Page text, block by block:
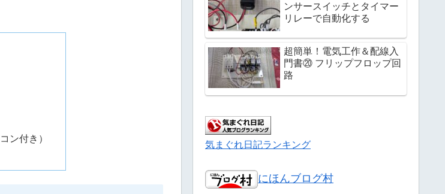
ン付き）
ンサースイッチとタイマー
リレーで自動化する
超簡単！電気工作＆配線入
門書⑳ フリップフロップ回
路
気まぐれ日記ランキング
にほんブログ村